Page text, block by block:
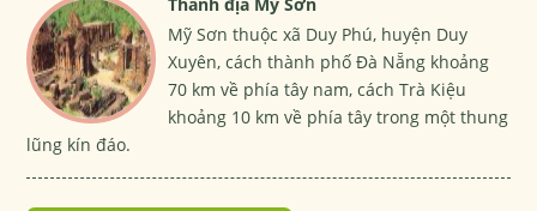
Mỹ Sơn thuộc xã Duy Phú, huyện Duy
Xuyên, cách thành phố Ðà Nẵng khoảng
70 km về phía tây nam, cách Trà Kiệu
khoảng 10 km về phía tây trong một thung
lũng kín đáo.